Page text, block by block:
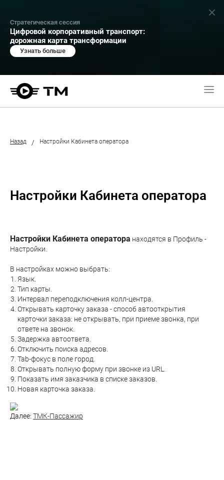
Стратегическая сессия
Цифровой корпоративный транспорт:
дорожная карта трансформации
Узнать больше
Назад / Настройки Кабинета оператора
Настройки Кабинета оператора
Настройки Кабинета оператора находятся в Профиль -
Настройки.
В настройках можно выбрать:
Язык.
Тип карты.
Интервал переподключения колл-центра.
Открывать карточку заказа - способ автооткрытия
карточки заказа: не открывать, при приеме звонка, при
ответе на звонок.
Задержка автоответа.
Отключить поиска адресов.
Tab-фокус в поле город.
Открывать полную форму при звонке из URL.
Показать имя заказчика в списке заказов.
Новая карточка заказа.
Далее: ТМК-Пассажир